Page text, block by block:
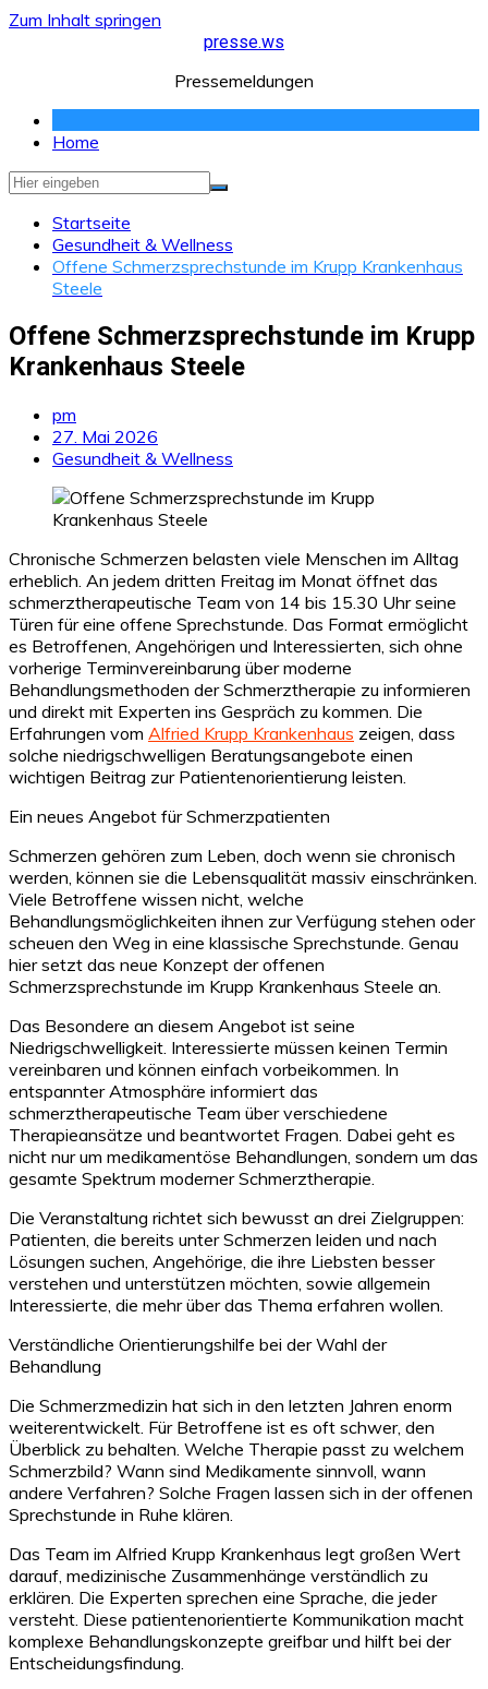
Zum Inhalt springen
presse.ws
Pressemeldungen
Home
Startseite
Gesundheit & Wellness
Offene Schmerzsprechstunde im Krupp Krankenhaus
Steele
Offene Schmerzsprechstunde im Krupp
Krankenhaus Steele
pm
27. Mai 2026
Gesundheit & Wellness
Chronische Schmerzen belasten viele Menschen im Alltag
erheblich. An jedem dritten Freitag im Monat öffnet das
schmerztherapeutische Team von 14 bis 15.30 Uhr seine
Türen für eine offene Sprechstunde. Das Format ermöglicht
es Betroffenen, Angehörigen und Interessierten, sich ohne
vorherige Terminvereinbarung über moderne
Behandlungsmethoden der Schmerztherapie zu informieren
und direkt mit Experten ins Gespräch zu kommen. Die
Erfahrungen vom Alfried Krupp Krankenhaus zeigen, dass
solche niedrigschwelligen Beratungsangebote einen
wichtigen Beitrag zur Patientenorientierung leisten.
Ein neues Angebot für Schmerzpatienten
Schmerzen gehören zum Leben, doch wenn sie chronisch
werden, können sie die Lebensqualität massiv einschränken.
Viele Betroffene wissen nicht, welche
Behandlungsmöglichkeiten ihnen zur Verfügung stehen oder
scheuen den Weg in eine klassische Sprechstunde. Genau
hier setzt das neue Konzept der offenen
Schmerzsprechstunde im Krupp Krankenhaus Steele an.
Das Besondere an diesem Angebot ist seine
Niedrigschwelligkeit. Interessierte müssen keinen Termin
vereinbaren und können einfach vorbeikommen. In
entspannter Atmosphäre informiert das
schmerztherapeutische Team über verschiedene
Therapieansätze und beantwortet Fragen. Dabei geht es
nicht nur um medikamentöse Behandlungen, sondern um das
gesamte Spektrum moderner Schmerztherapie.
Die Veranstaltung richtet sich bewusst an drei Zielgruppen:
Patienten, die bereits unter Schmerzen leiden und nach
Lösungen suchen, Angehörige, die ihre Liebsten besser
verstehen und unterstützen möchten, sowie allgemein
Interessierte, die mehr über das Thema erfahren wollen.
Verständliche Orientierungshilfe bei der Wahl der
Behandlung
Die Schmerzmedizin hat sich in den letzten Jahren enorm
weiterentwickelt. Für Betroffene ist es oft schwer, den
Überblick zu behalten. Welche Therapie passt zu welchem
Schmerzbild? Wann sind Medikamente sinnvoll, wann
andere Verfahren? Solche Fragen lassen sich in der offenen
Sprechstunde in Ruhe klären.
Das Team im Alfried Krupp Krankenhaus legt großen Wert
darauf, medizinische Zusammenhänge verständlich zu
erklären. Die Experten sprechen eine Sprache, die jeder
versteht. Diese patientenorientierte Kommunikation macht
komplexe Behandlungskonzepte greifbar und hilft bei der
Entscheidungsfindung.